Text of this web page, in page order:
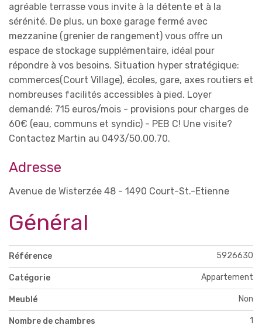
agréable terrasse vous invite à la détente et à la
sérénité. De plus, un boxe garage fermé avec
mezzanine (grenier de rangement) vous offre un
espace de stockage supplémentaire, idéal pour
répondre à vos besoins. Situation hyper stratégique:
commerces(Court Village), écoles, gare, axes routiers et
nombreuses facilités accessibles à pied. Loyer
demandé: 715 euros/mois - provisions pour charges de
60€ (eau, communs et syndic) - PEB C! Une visite?
Contactez Martin au 0493/50.00.70.
Adresse
Avenue de Wisterzée 48 - 1490 Court-St.-Etienne
Général
Référence 5926630
Catégorie Appartement
Meublé Non
Nombre de chambres 1